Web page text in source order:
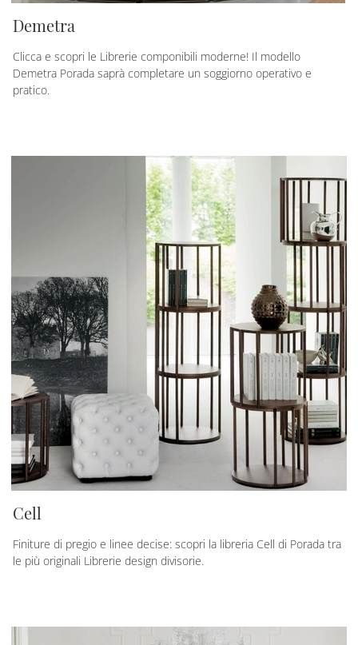
Demetra
Clicca e scopri le Librerie componibili moderne! Il modello
Demetra Porada saprà completare un soggiorno operativo e
pratico.
Cell
Finiture di pregio e linee decise: scopri la libreria Cell di Porada tra
le più originali Librerie design divisorie.